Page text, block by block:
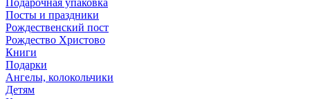
Подарочная упаковка
Посты и праздники
Рождественский пост
Рождество Христово
Книги
Подарки
Ангелы, колокольчики
Детям